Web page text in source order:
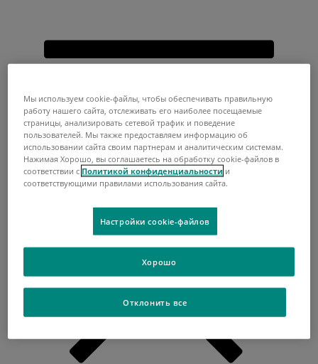
Мы используем cookie-файлы, чтобы обеспечивать правильную
работу нашего сайта, отслеживать его наиболее посещаемые
страницы, анализировать сетевой трафик и поведение
пользователей. Мы также предоставляем информацию об
использовании сайта своим партнерам и аналитическим системам.
Нажимая Хорошо, вы соглашаетесь на обработку cookie-файлов в
соответствии с Политикой конфиденциальности и
соответствующими правилами использования сайта.
Настройки cookie-файлов
Отклонить все
Хорошо